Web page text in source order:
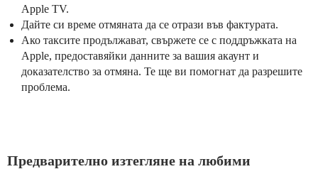
Apple TV.
Дайте си време отмяната да се отрази във фактурата.
Ако таксите продължават, свържете се с поддръжката на
Apple, предоставяйки данните за вашия акаунт и
доказателство за отмяна. Те ще ви помогнат да разрешите
проблема.
Предварително изтегляне на любими